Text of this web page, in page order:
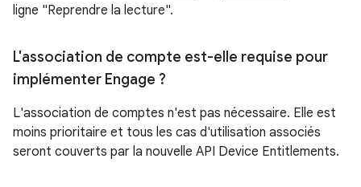
ligne "Reprendre la lecture".
L'association de compte est-elle requise pour
implémenter Engage ?
L'association de comptes n'est pas nécessaire. Elle est
moins prioritaire et tous les cas d'utilisation associés
seront couverts par la nouvelle API Device Entitlements.